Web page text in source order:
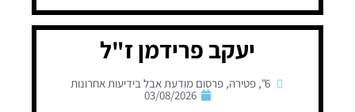
יעקב פרידמן ז"ל
6"
,פטירה,פרסום מודעת אבל בידיעות אחרונות
03/08/2026